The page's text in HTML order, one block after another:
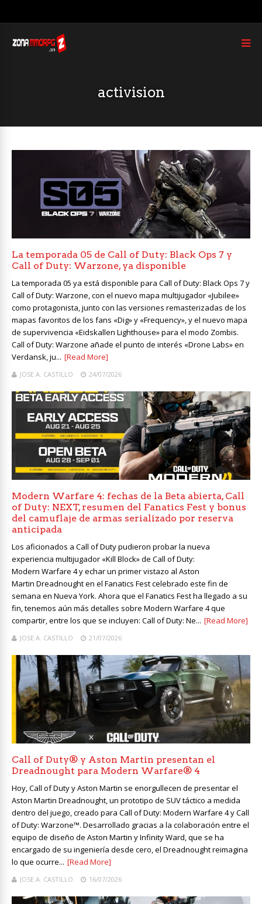
activision
La temporada 05 de Call of Duty: Black Ops 7 y
Call of Duty: Warzone, ya disponible
La temporada 05 ya está disponible para Call of Duty: Black Ops 7 y
Call of Duty: Warzone, con el nuevo mapa multijugador «Jubilee»
como protagonista, junto con las versiones remasterizadas de los
mapas favoritos de los fans «Dig» y «Frequency», y el nuevo mapa
de supervivencia «Eidskallen Lighthouse» para el modo Zombis.
Call of Duty: Warzone añade el punto de interés «Drone Labs» en
Verdansk, ju... [Read More]
JOSE A. CASTILLO 24/07/2026
Modern Warfare 4: fechas de la Beta abierta, Call
of Duty: NEXT, resumen del Fanatics Fest y bonus
del camuflaje de armas serializado por reserva
anticipada
Los aficionados a Call of Duty pudieron probar la nueva
experiencia multijugador «Kill Block» de Call of Duty:
Modern Warfare 4 y echar un primer vistazo al Aston
Martin Dreadnought en el Fanatics Fest celebrado este fin de
semana en Nueva York. Ahora que el Fanatics Fest ha llegado a su
fin, tenemos aún más detalles sobre Modern Warfare 4 que
compartir, entre los que se incluyen: Call of Duty: Ne... [Read More]
JOSE A. CASTILLO 21/07/2026
Call of Duty® y Aston Martin presentan el
Dreadnought para Modern Warfare® 4
Hoy, Call of Duty y Aston Martin se enorgullecen de presentar el
Aston Martin Dreadnought, un prototipo de SUV táctico a medida
dentro del juego, creado para Call of Duty: Modern Warfare 4 y Call
of Duty: Warzone™. Desarrollado gracias a la colaboración entre el
equipo de diseño de Aston Martin y Infinity Ward, que se ha
encargado de su ingeniería desde cero, el Dreadnought reimagina
lo que ocurre... [Read More]
JOSE A. CASTILLO 16/07/2026